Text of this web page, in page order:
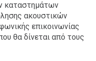
καταστημάτων
ακουστικών
επικοινωνίας
θα δίνεται από τους